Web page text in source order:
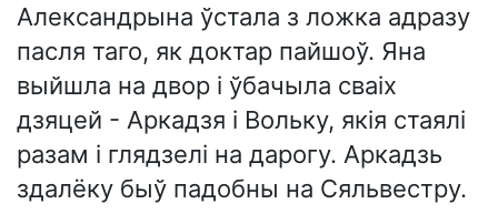
Александрына ўстала з ложка адразу
пасля таго, як доктар пайшоў. Яна
выйшла на двор і ўбачыла сваіх
дзяцей - Аркадзя і Вольку, якія стаялі
разам і глядзелі на дарогу. Аркадзь
здалёку быў падобны на Сяльвестру.